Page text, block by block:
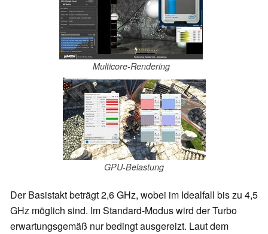
Multicore-Rendering
GPU-Belastung
Der Basistakt beträgt 2,6 GHz, wobei im Idealfall bis zu 4,5
GHz möglich sind. Im Standard-Modus wird der Turbo
erwartungsgemäß nur bedingt ausgereizt. Laut dem